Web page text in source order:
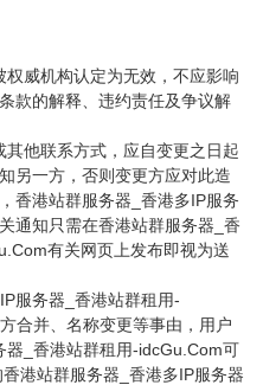
威机构认定为无效，不应影响
款的解释、违约责任及争议解
他联系方式，应自变更之日起
另一方，否则变更方应对此造
香港站群服务器_香港多IP服务
通知只需在香港站群服务器_香
有关网页上发布即视为送
服务器_香港站群租用-
合并、名称变更等事由，用户
器_香港站群租用-idcGu.Com可
港站群服务器_香港多IP服务器